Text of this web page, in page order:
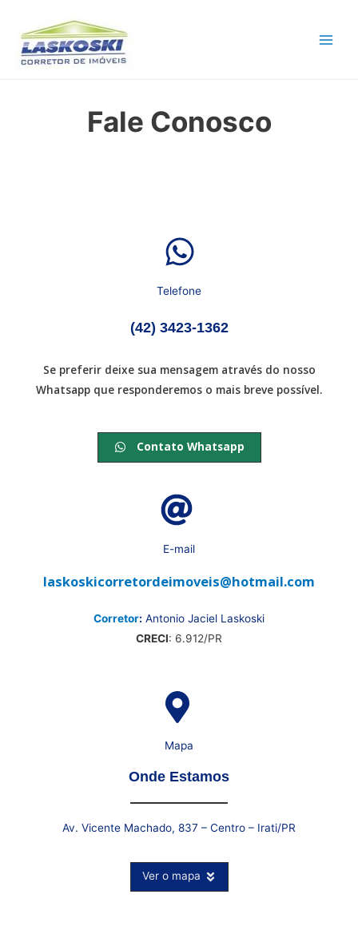
Fale Conosco
Telefone
(42) 3423-1362
Se preferir deixe sua mensagem através do nosso
Whatsapp que responderemos o mais breve possível.
Contato Whatsapp
E-mail
laskoskicorretordeimoveis@hotmail.com
Corretor: Antonio Jaciel Laskoski
CRECI: 6.912/PR
Mapa
Onde Estamos
Av. Vicente Machado, 837 – Centro – Irati/PR
Ver o mapa